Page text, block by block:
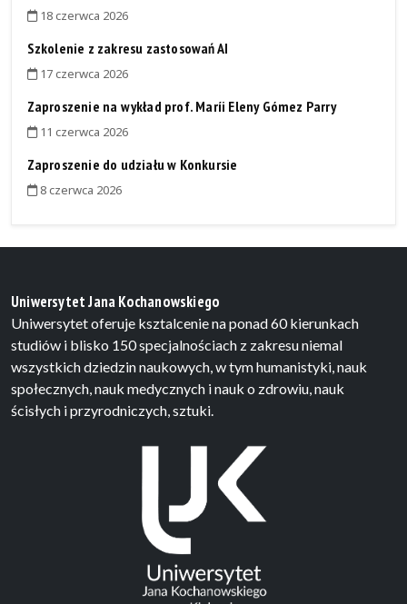
18 czerwca 2026
Szkolenie z zakresu zastosowań AI
17 czerwca 2026
Zaproszenie na wykład prof. Maríi Eleny Gómez Parry
11 czerwca 2026
Zaproszenie do udziału w Konkursie
8 czerwca 2026
Uniwersytet Jana Kochanowskiego
Uniwersytet oferuje ksztalcenie na ponad 60 kierunkach
studiów i blisko 150 specjalnościach z zakresu niemal
wszystkich dziedzin naukowych, w tym humanistyki, nauk
społecznych, nauk medycznych i nauk o zdrowiu, nauk
ścisłych i przyrodniczych, sztuki.